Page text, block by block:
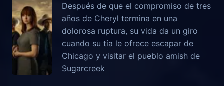
Después de que el compromiso de tres
años de Cheryl termina en una
dolorosa ruptura, su vida da un giro
cuando su tía le ofrece escapar de
Chicago y visitar el pueblo amish de
Sugarcreek